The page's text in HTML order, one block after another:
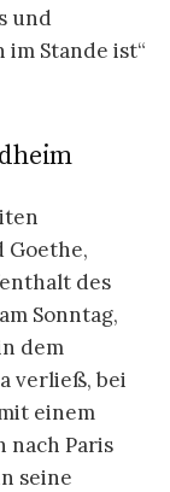
und
Stande ist“
Goethe,
des
Sonntag,
dem
verließ, bei
einem
nach Paris
seine